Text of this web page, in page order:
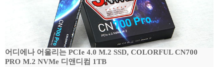
어디에나 어울리는 PCIe 4.0 M.2 SSD, COLORFUL CN700
PRO M.2 NVMe 디앤디컴 1TB